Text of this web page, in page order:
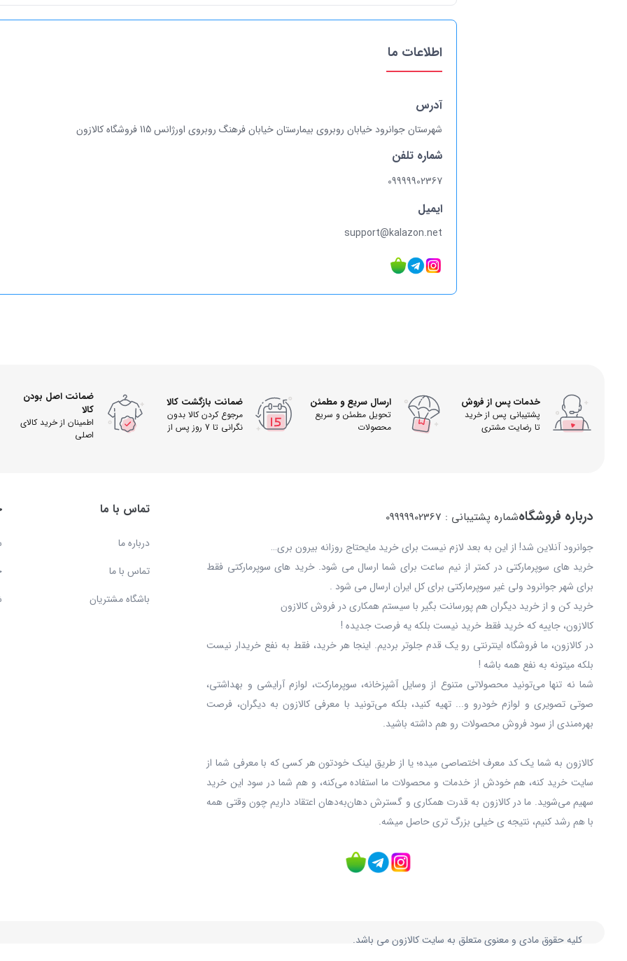
اطلاعات ما
آدرس
شهرستان جوانرود خیابان روبروی بیمارستان خیابان فرهنگ روبروی اورژانس 115 فروشگاه کالازون
شماره تلفن
09999902367
ایمیل
support@kalazon.net
خدمات پس از فروش
پشتیبانی پس از خرید
تا رضایت مشتری
ارسال سریع و مطمئن
تحویل مطمئن و سریع
محصولات
ضمانت بازگشت کالا
مرجوع کردن کالا بدون
نگرانی تا 7 روز پس از
ضمانت اصل بودن
کالا
اطمینان از خرید کالای
اصلی
درباره فروشگاهشماره پشتیبانی : 09999902367
جوانرود آنلاین شد! از این به بعد لازم نیست برای خرید مایحتاج روزانه بیرون بری…
خرید های سوپرمارکتی در کمتر از نیم ساعت برای شما ارسال می شود. خرید های سوپرمارکتی فقط
برای شهر جوانرود ولی غیر سوپرمارکتی برای کل ایران ارسال می شود .
خرید کن و از خرید دیگران هم پورسانت بگیر با سیستم همکاری در فروش کالازون
کالازون، جاییه که خرید فقط خرید نیست بلکه یه فرصت جدیده !
در کالازون، ما فروشگاه اینترنتی رو یک قدم جلوتر بردیم. اینجا هر خرید، فقط به نفع خریدار نیست
بلکه میتونه به نفع همه باشه !
شما نه‌ تنها می‌تونید محصولاتی متنوع از وسایل آشپزخانه، سوپرمارکت، لوازم آرایشی و بهداشتی،
صوتی تصویری و لوازم خودرو و... تهیه کنید، بلکه می‌تونید با معرفی کالازون به دیگران، فرصت
بهره‌مندی از سود فروش محصولات رو هم داشته باشید.
کالازون به شما یک کد معرف اختصاصی میده؛ یا از طریق لینک خودتون هر کسی که با معرفی شما از
سایت خرید کنه، هم خودش از خدمات و محصولات ما استفاده می‌کنه، و هم شما در سود این خرید
سهیم می‌شوید. ما در کالازون به قدرت همکاری و گسترش دهان‌به‌دهان اعتقاد داریم چون وقتی همه
با هم رشد کنیم، نتیجه ی خیلی بزرگ‌ تری حاصل میشه.
تماس با ما
درباره ما
تماس با ما
باشگاه مشتریان
کلیه حقوق مادی و معنوی متعلق به سایت کالازون می باشد.